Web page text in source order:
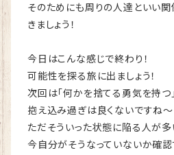
そのためにも周りの人達といい
きましょう！
今日はこんな感じで終わり！
可能性を探る旅に出ましょう！
次回は「何かを捨てる勇気を持つ」
抱え込み過ぎは良くないですね～
ただそういった状態に陥る人が多
今自分がそうなっていないか確